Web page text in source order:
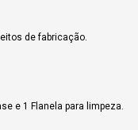
de fabricação.
e 1 Flanela para limpeza.